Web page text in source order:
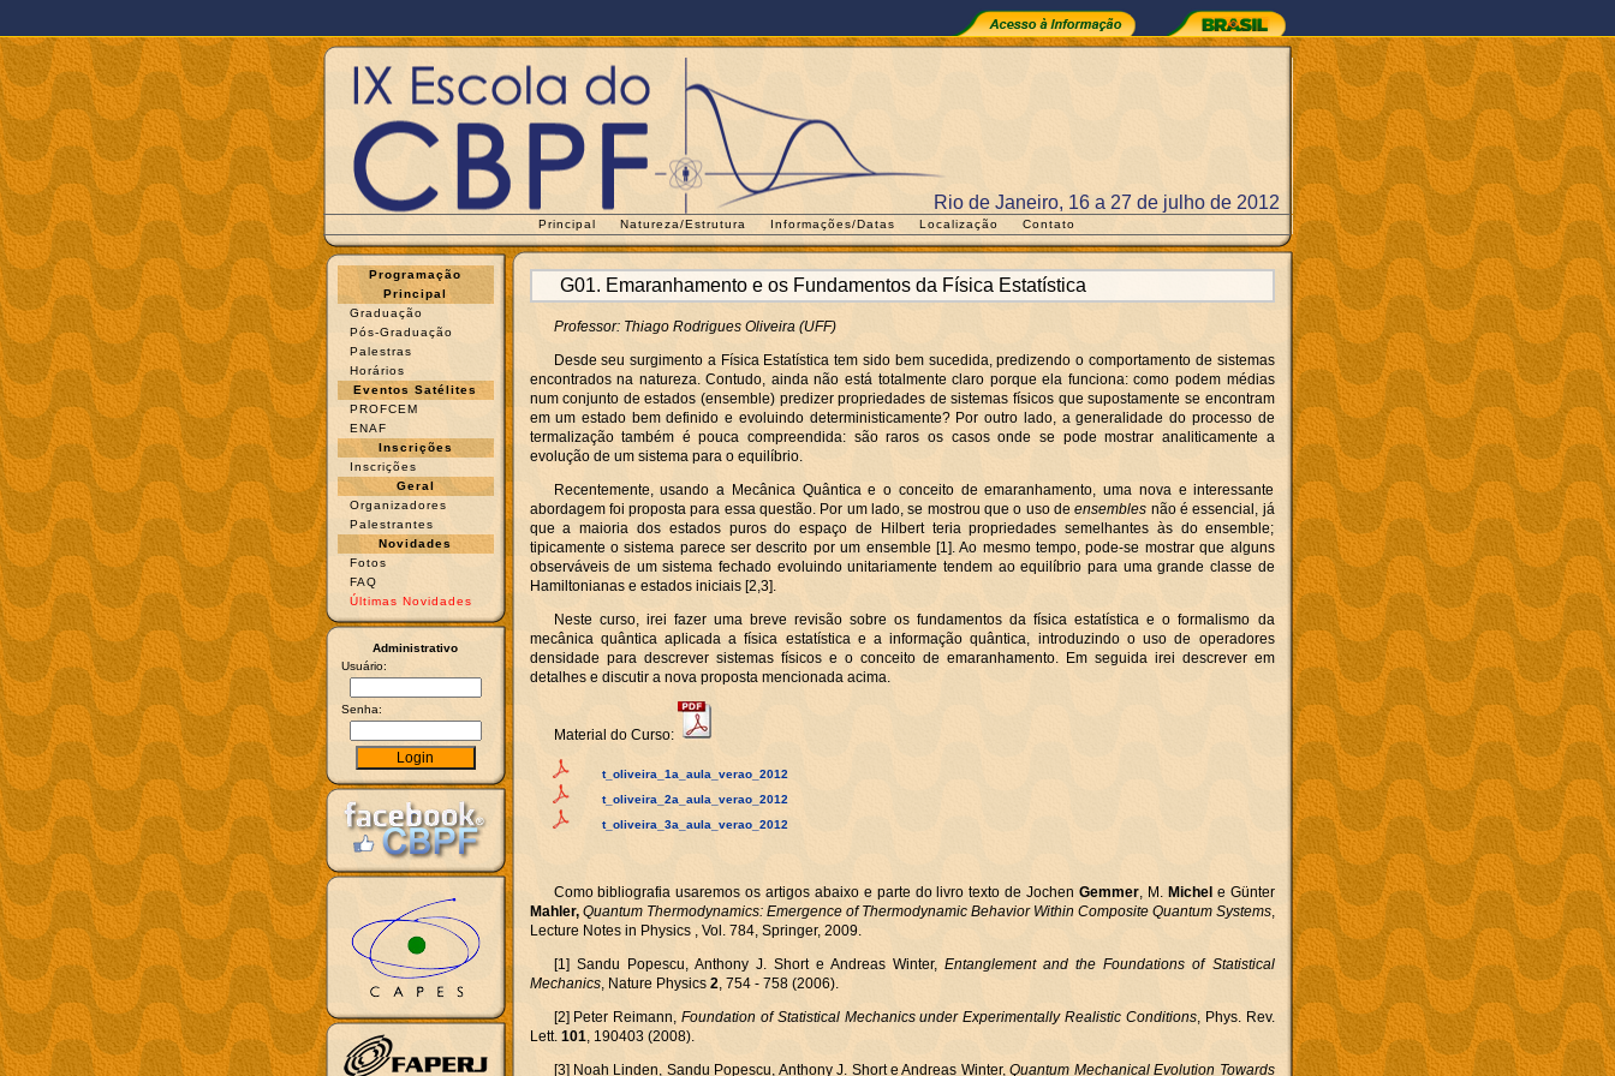
Rio de Janeiro, 16 a 27 de julho de 2012
Principal Natureza/Estrutura Informações/Datas Localização Contato
Programação
Principal
Graduação
Pós-Graduação
Palestras
Horários
Eventos Satélites
PROFCEM
ENAF
Inscrições
Inscrições
Geral
Organizadores
Palestrantes
Novidades
Fotos
FAQ
Últimas Novidades
Administrativo
Usuário:
Senha:
G01. Emaranhamento e os Fundamentos da Física Estatística
Professor: Thiago Rodrigues Oliveira (UFF)
Desde seu surgimento a Física Estatística tem sido bem sucedida, predizendo o comportamento de sistemas
encontrados na natureza. Contudo, ainda não está totalmente claro porque ela funciona: como podem médias
num conjunto de estados (ensemble) predizer propriedades de sistemas físicos que supostamente se encontram
em um estado bem definido e evoluindo deterministicamente? Por outro lado, a generalidade do processo de
termalização também é pouca compreendida: são raros os casos onde se pode mostrar analiticamente a
evolução de um sistema para o equilíbrio.
Recentemente, usando a Mecânica Quântica e o conceito de emaranhamento, uma nova e interessante
abordagem foi proposta para essa questão. Por um lado, se mostrou que o uso deensembles não é essencial, já
que a maioria dos estados puros do espaço de Hilbert teria propriedades semelhantes às do ensemble;
tipicamente o sistema parece ser descrito por um ensemble [1]. Ao mesmo tempo, pode-se mostrar que alguns
observáveis de um sistema fechado evoluindo unitariamente tendem ao equilíbrio para uma grande classe de
Hamiltonianas e estados iniciais [2,3].
Neste curso, irei fazer uma breve revisão sobre os fundamentos da física estatística e o formalismo da
mecânica quântica aplicada a física estatística e a informação quântica, introduzindo o uso de operadores
densidade para descrever sistemas físicos e o conceito de emaranhamento. Em seguida irei descrever em
detalhes e discutir a nova proposta mencionada acima.
Material do Curso:
t_oliveira_1a_aula_verao_2012
t_oliveira_2a_aula_verao_2012
t_oliveira_3a_aula_verao_2012
Como bibliografia usaremos os artigos abaixo e parte do livro texto de Jochen Gemmer, M. Michel e Günter
Mahler,Quantum Thermodynamics: Emergence of Thermodynamic Behavior Within Composite Quantum Systems,
Lecture Notes in Physics , Vol. 784, Springer, 2009.
[1] Sandu Popescu, Anthony J. Short e Andreas Winter,Entanglement and the Foundations of Statistical
Mechanics, Nature Physics 2, 754 - 758 (2006).
[2] Peter Reimann, Foundation of Statistical Mechanics under Experimentally Realistic Conditions, Phys. Rev.
Lett. 101, 190403 (2008).
[3] Noah Linden, Sandu Popescu, Anthony J. Short e Andreas Winter,Quantum Mechanical Evolution Towards